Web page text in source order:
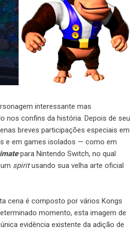
interessante mas
nos confins da história. Depois de seu
breves participações especiais em
e em games isolados — como em
para Nintendo Switch, no qual
spiritusando sua velha arte oficial
cena é composto por vários Kongs
momento, esta imagem de
evidência existente da adição de